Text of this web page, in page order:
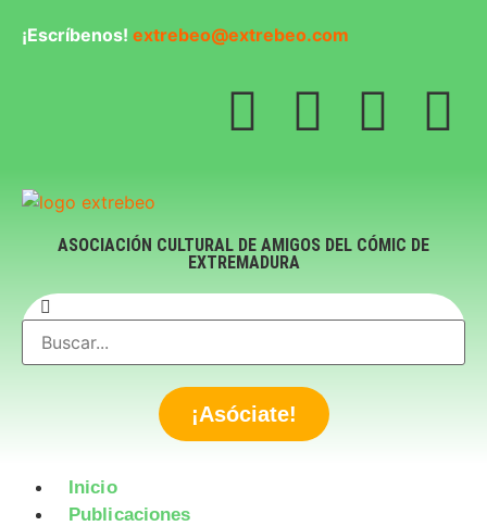
¡Escríbenos! extrebeo@extrebeo.com
ASOCIACIÓN CULTURAL DE AMIGOS DEL CÓMIC DE
EXTREMADURA
¡Asóciate!
Inicio
Publicaciones